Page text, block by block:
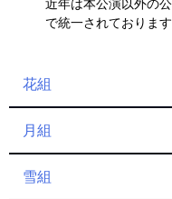
近年は本公演以外の
で統一されております
花組
月組
雪組